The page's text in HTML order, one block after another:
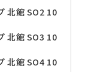
北館 SO2 10
北館 SO3 10
北館 SO4 10